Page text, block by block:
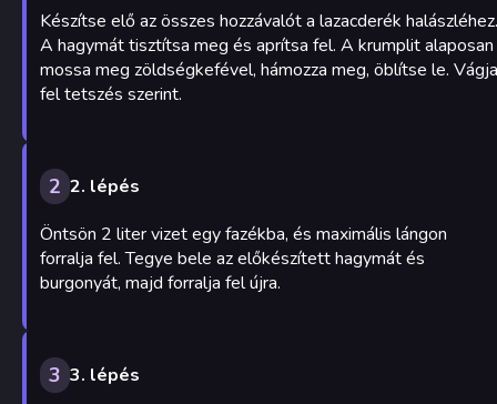
Készítse elő az összes hozzávalót a lazacderék halászléhez.
A hagymát tisztítsa meg és aprítsa fel. A krumplit alaposan
mossa meg zöldségkefével, hámozza meg, öblítse le. Vágja
fel tetszés szerint.
2 2. lépés
Öntsön 2 liter vizet egy fazékba, és maximális lángon
forralja fel. Tegye bele az előkészített hagymát és
burgonyát, majd forralja fel újra.
3 3. lépés